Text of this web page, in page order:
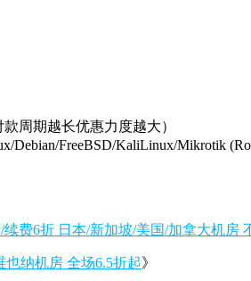
周期越长优惠力度越大）
Debian/FreeBSD/KaliLinux/Mikrotik
续费6折 日本/新加坡/美国/加拿大机房
也纳机房 全场6.5折起》